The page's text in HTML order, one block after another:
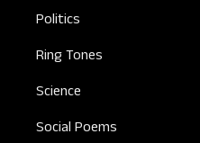
Politics
Ring Tones
Science
Social Poems